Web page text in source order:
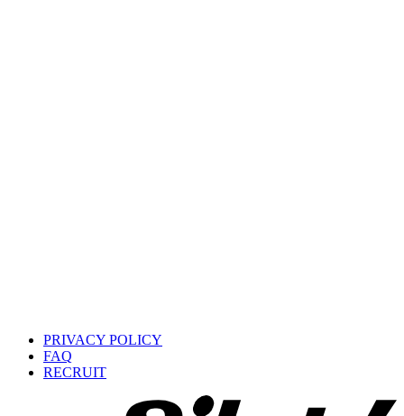
PRIVACY POLICY
FAQ
RECRUIT